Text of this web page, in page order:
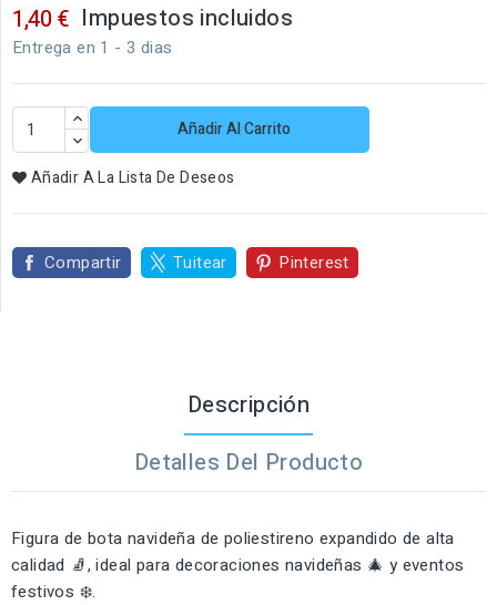
1,40 € Impuestos incluidos
Entrega en 1 - 3 dias
Añadir Al Carrito
Añadir A La Lista De Deseos
Compartir Tuitear Pinterest
Descripción
Detalles Del Producto
Figura de bota navideña de poliestireno expandido de alta
calidad 🧦, ideal para decoraciones navideñas 🎄 y eventos
festivos ❄️.